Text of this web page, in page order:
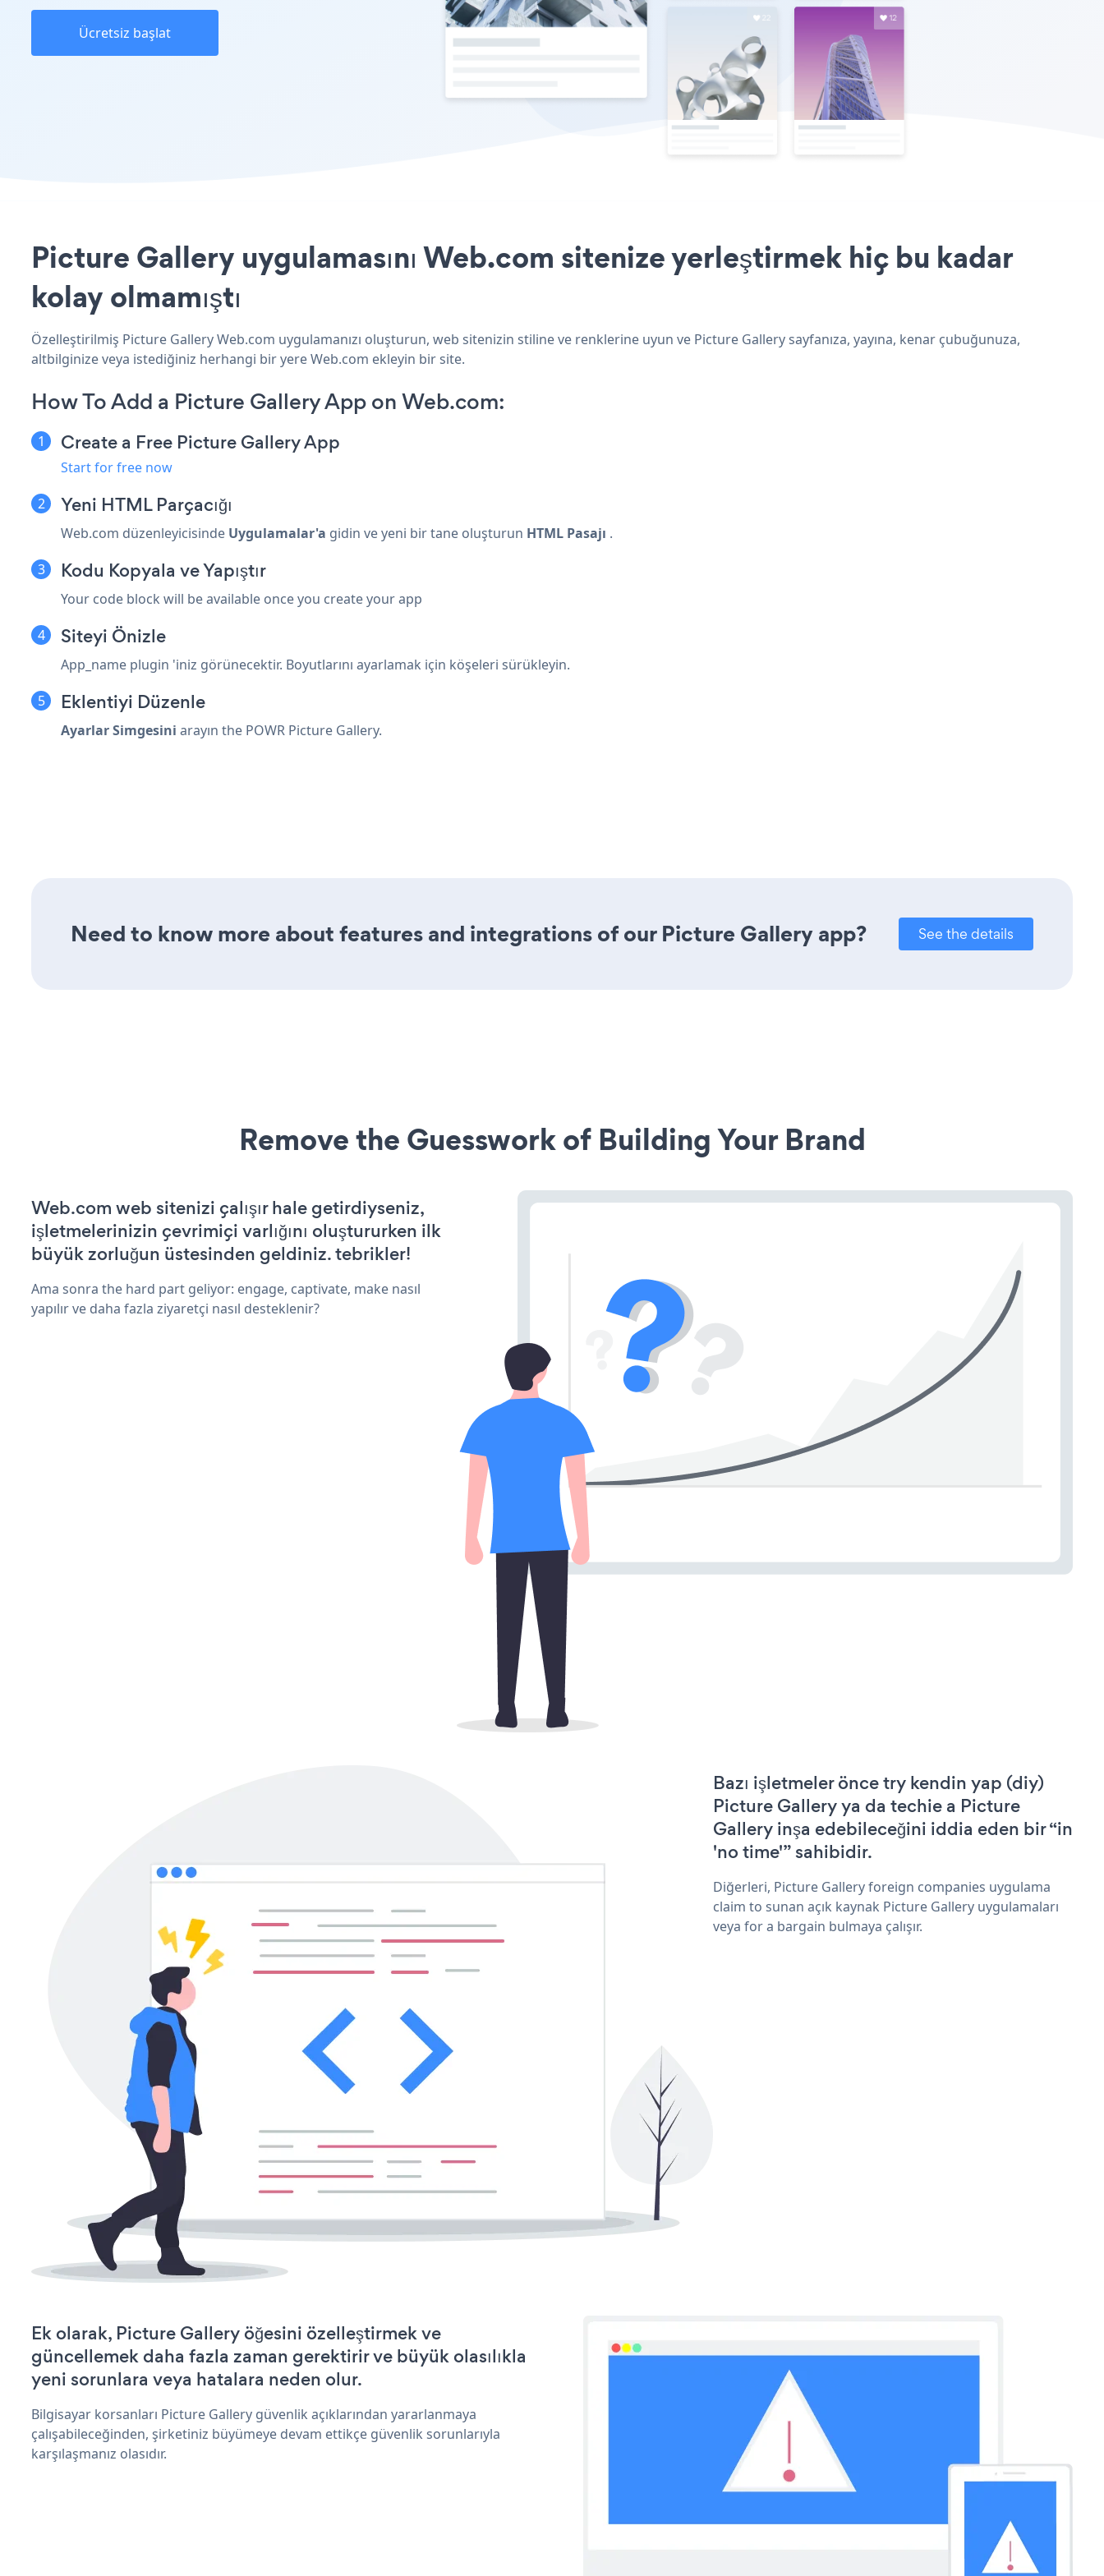
Ücretsiz başlat
Picture Gallery uygulamasını Web.com sitenize yerleştirmek hiç bu kadar
kolay olmamıştı
Özelleştirilmiş Picture Gallery Web.com uygulamanızı oluşturun, web sitenizin stiline ve renklerine uyun ve Picture Gallery sayfanıza, yayına, kenar çubuğunuza,
altbilginize veya istediğiniz herhangi bir yere Web.com ekleyin bir site.
How To Add a Picture Gallery App on Web.com:
Create a Free Picture Gallery App
Start for free now
Yeni HTML Parçacığı
Web.com düzenleyicisinde Uygulamalar'a gidin ve yeni bir tane oluşturun HTML Pasajı .
Kodu Kopyala ve Yapıştır
Your code block will be available once you create your app
Siteyi Önizle
App_name plugin 'iniz görünecektir. Boyutlarını ayarlamak için köşeleri sürükleyin.
Eklentiyi Düzenle
Ayarlar Simgesini arayın the POWR Picture Gallery.
Need to know more about features and integrations of our Picture Gallery app? See the details
Remove the Guesswork of Building Your Brand
Web.com web sitenizi çalışır hale getirdiyseniz,
işletmelerinizin çevrimiçi varlığını oluştururken ilk
büyük zorluğun üstesinden geldiniz. tebrikler!
Ama sonra the hard part geliyor: engage, captivate, make nasıl
yapılır ve daha fazla ziyaretçi nasıl desteklenir?
Bazı işletmeler önce try kendin yap (diy)
Picture Gallery ya da techie a Picture
Gallery inşa edebileceğini iddia eden bir “in
'no time'” sahibidir.
Diğerleri, Picture Gallery foreign companies uygulama
claim to sunan açık kaynak Picture Gallery uygulamaları
veya for a bargain bulmaya çalışır.
Ek olarak, Picture Gallery öğesini özelleştirmek ve
güncellemek daha fazla zaman gerektirir ve büyük olasılıkla
yeni sorunlara veya hatalara neden olur.
Bilgisayar korsanları Picture Gallery güvenlik açıklarından yararlanmaya
çalışabileceğinden, şirketiniz büyümeye devam ettikçe güvenlik sorunlarıyla
karşılaşmanız olasıdır.